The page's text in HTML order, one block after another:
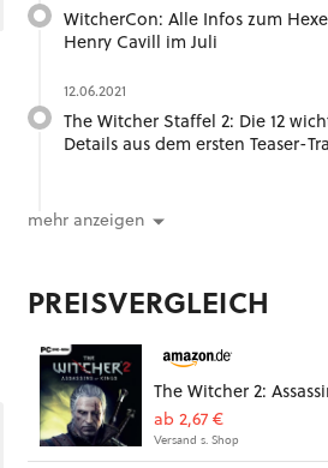
WitcherCon: Alle Infos zum
Henry Cavill im Juli
12.06.2021
The Witcher Staffel 2: Die 12
Details aus dem ersten Teaser-
mehr anzeigen
PREISVERGLEICH
The Witcher 2:
ab 2,67 €
Versand s. Shop